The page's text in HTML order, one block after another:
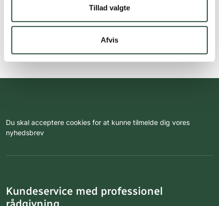
Tillad valgte
Afvis
Du skal acceptere cookies for at kunne tilmelde dig vores
nyhedsbrev
Kundeservice med professionel